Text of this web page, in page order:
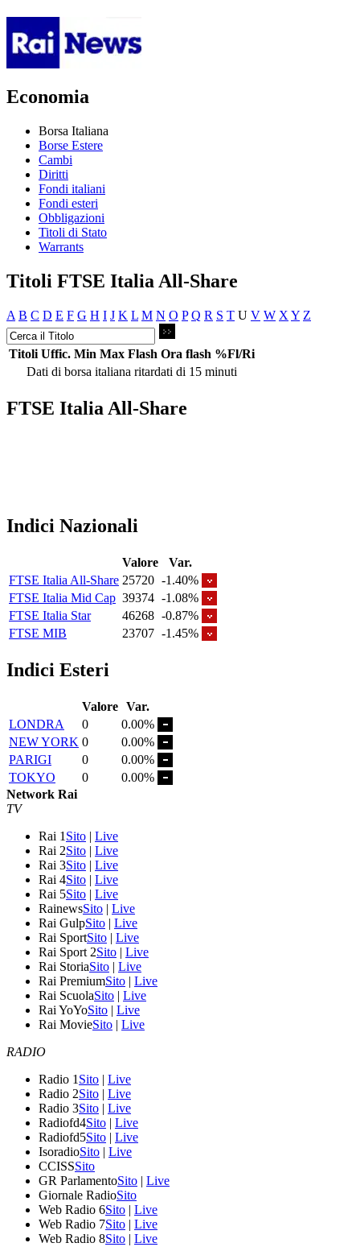
Economia
Borsa Italiana
Borse Estere
Cambi
Diritti
Fondi italiani
Fondi esteri
Obbligazioni
Titoli di Stato
Warrants
Titoli FTSE Italia All-Share
A B C D E F G H I J K L M N O P Q R S T U V W X Y Z
Titoli Uffic. Min Max Flash Ora flash %Fl/Ri
Dati di borsa italiana ritardati di 15 minuti
FTSE Italia All-Share
Indici Nazionali
Valore
Var.
FTSE Italia All-Share 25720 -1.40%
FTSE Italia Mid Cap 39374 -1.08%
FTSE Italia Star
46268 -0.87%
FTSE MIB
23707 -1.45%
Indici Esteri
Valore Var.
LONDRA
0
0.00%
NEW YORK 0
0.00%
PARIGI
0
0.00%
TOKYO
0
0.00%
Network Rai
TV
Rai 1 Sito | Live
Rai 2Sito | Live
Rai 3Sito | Live
Rai 4Sito | Live
Rai 5Sito | Live
RainewsSito | Live
Rai GulpSito | Live
Rai SportSito | Live
Rai Sport 2Sito | Live
Rai StoriaSito | Live
Rai PremiumSito | Live
Rai ScuolaSito | Live
Rai YoYoSito | Live
Rai MovieSito | Live
RADIO
Radio 1 Sito | Live
Radio 2Sito | Live
Radio 3Sito | Live
Radiofd4Sito | Live
Radiofd5Sito | Live
IsoradioSito | Live
CCISSSito
GR ParlamentoSito | Live
Giornale RadioSito
Web Radio 6Sito | Live
Web Radio 7Sito | Live
Web Radio 8Sito | Live